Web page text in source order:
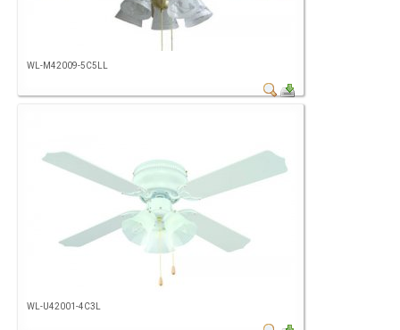
WL-M42009-5C5LL
WL-U42001-4C3L